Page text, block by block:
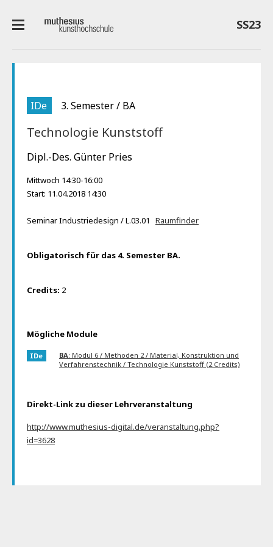
SS23
IDe 3. Semester / BA
Technologie Kunststoff
Dipl.-Des. Günter Pries
Mittwoch 14:30-16:00
Start: 11.04.2018 14:30
Seminar Industriedesign / L.03.01 Raumfinder
Obligatorisch für das 4. Semester BA.
Credits: 2
Mögliche Module
IDe BA: Modul 6 / Methoden 2 / Material, Konstruktion und
Verfahrenstechnik / Technologie Kunststoff (2 Credits)
Direkt-Link zu dieser Lehrveranstaltung
http://www.muthesius-digital.de/veranstaltung.php?
id=3628